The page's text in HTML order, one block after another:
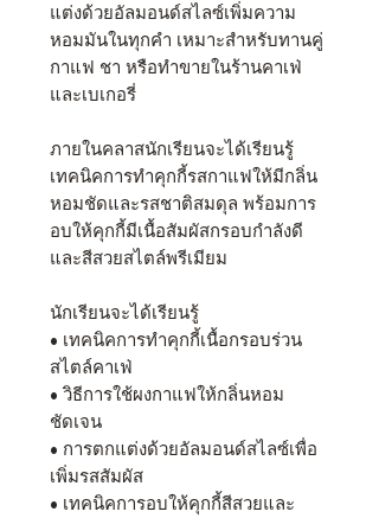
แต่งด้วยอัลมอนด์สไลซ์เพิ่มความ
หอมมันในทุกคำ เหมาะสำหรับทานคู่
กาแฟ ชา หรือทำขายในร้านคาเฟ่
และเบเกอรี่
ภายในคลาสนักเรียนจะได้เรียนรู้
เทคนิคการทำคุกกี้รสกาแฟให้มีกลิ่น
หอมชัดและรสชาติสมดุล พร้อมการ
อบให้คุกกี้มีเนื้อสัมผัสกรอบกำลังดี
และสีสวยสไตล์พรีเมียม
นักเรียนจะได้เรียนรู้
• เทคนิคการทำคุกกี้เนื้อกรอบร่วน
สไตล์คาเฟ่
• วิธีการใช้ผงกาแฟให้กลิ่นหอม
ชัดเจน
• การตกแต่งด้วยอัลมอนด์สไลซ์เพื่อ
เพิ่มรสสัมผัส
• เทคนิคการอบให้คุกกี้สีสวยและ